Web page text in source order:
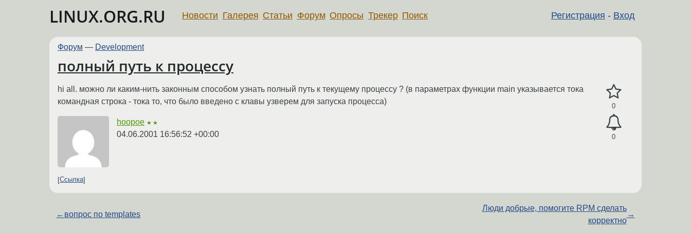
LINUX.ORG.RU Регистрация - Вход
Новости Галерея Статьи Форум Опросы Трекер Поиск
Форум — Development
полный путь к процессу
0
0
hi all. можно ли каким-нить законным способом узнать полный путь к текущему процессу ? (в параметрах функции main указывается тока
командная строка - тока то, что было введено с клавы узверем для запуска процесса)
hoopoe ★★
04.06.2001 16:56:52 +00:00
Ссылка
← вопрос по templates
Люди добрые, помогите RPM сделать
корректно
→